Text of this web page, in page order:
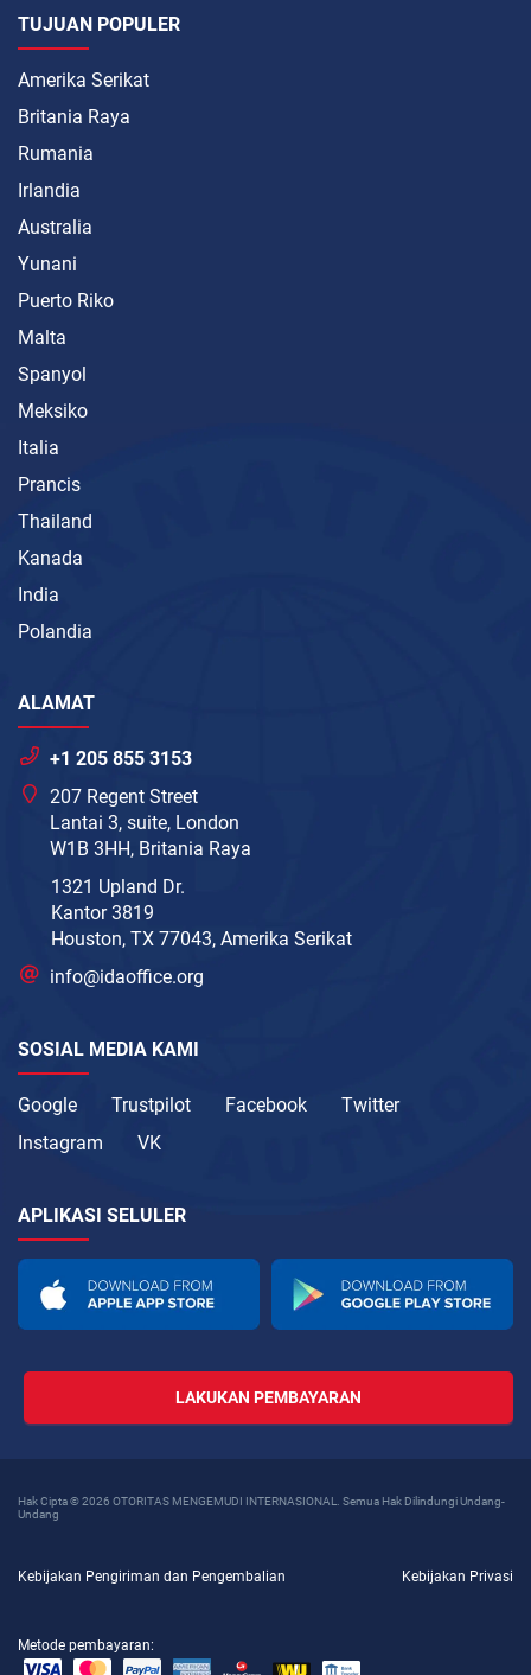
TUJUAN POPULER
Amerika Serikat
Britania Raya
Rumania
Irlandia
Australia
Yunani
Puerto Riko
Malta
Spanyol
Meksiko
Italia
Prancis
Thailand
Kanada
India
Polandia
ALAMAT
+1 205 855 3153
207 Regent Street
Lantai 3, suite, London
W1B 3HH, Britania Raya
1321 Upland Dr.
Kantor 3819
Houston, TX 77043, Amerika Serikat
info@idaoffice.org
SOSIAL MEDIA KAMI
Google Trustpilot Facebook
Twitter
Instagram
VK
APLIKASI SELULER
LAKUKAN PEMBAYARAN
Hak Cipta © 2026 OTORITAS MENGEMUDI INTERNASIONAL. Semua Hak Dilindungi Undang-
Undang
Kebijakan Pengiriman dan Pengembalian Kebijakan Privasi
Metode pembayaran: